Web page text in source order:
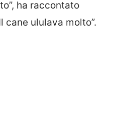
ha raccontato
cane ululava molto”.